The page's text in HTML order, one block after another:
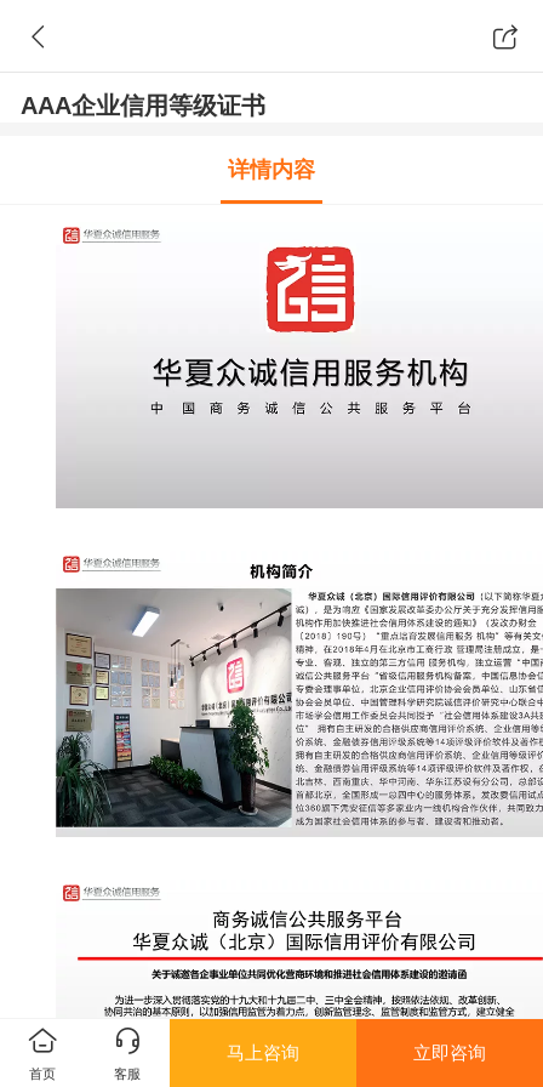
AAA企业信用等级证书
详情内容
首页 客服
马上咨询 立即咨询